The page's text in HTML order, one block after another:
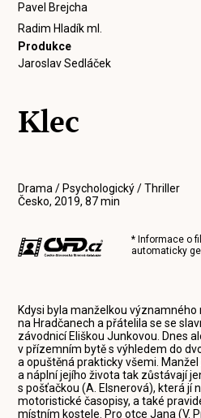
Pavel Brejcha
Radim Hladík ml.
Produkce
Jaroslav Sedláček
Klec
Drama / Psychologický / Thriller
Česko, 2019, 87 min
* Informace o
automaticky
Kdysi byla manželkou
na Hradčanech a přátelila se se
závodnicí Eliškou Junkovou. Dnes
v přízemním bytě s výhledem do
a opuštěná prakticky všemi.
a náplní jejího života tak zůstávají
s pošťačkou (A. Elsnerová), která jí
motoristické časopisy, a také
místním kostele. Pro otce Jana (V.